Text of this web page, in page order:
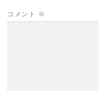
コメント ※